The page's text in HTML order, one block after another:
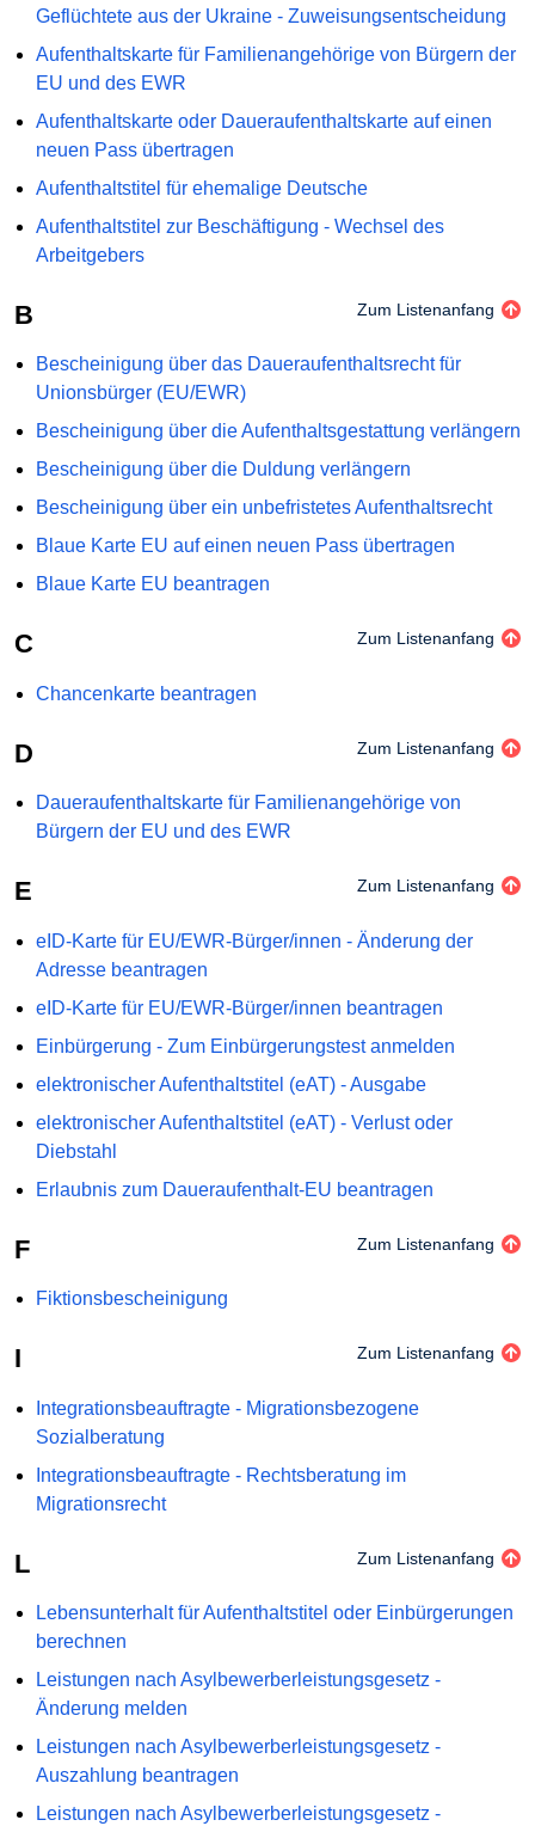
Geflüchtete aus der Ukraine - Zuweisungsentscheidung
Aufenthaltskarte für Familienangehörige von Bürgern der
EU und des EWR
Aufenthaltskarte oder Daueraufenthaltskarte auf einen
neuen Pass übertragen
Aufenthaltstitel für ehemalige Deutsche
Aufenthaltstitel zur Beschäftigung - Wechsel des
Arbeitgebers
B Zum Listenanfang
Bescheinigung über das Daueraufenthaltsrecht für
Unionsbürger (EU/EWR)
Bescheinigung über die Aufenthaltsgestattung verlängern
Bescheinigung über die Duldung verlängern
Bescheinigung über ein unbefristetes Aufenthaltsrecht
Blaue Karte EU auf einen neuen Pass übertragen
Blaue Karte EU beantragen
C Zum Listenanfang
Chancenkarte beantragen
D Zum Listenanfang
Daueraufenthaltskarte für Familienangehörige von
Bürgern der EU und des EWR
E Zum Listenanfang
eID-Karte für EU/EWR-Bürger/innen - Änderung der
Adresse beantragen
eID-Karte für EU/EWR-Bürger/innen beantragen
Einbürgerung - Zum Einbürgerungstest anmelden
elektronischer Aufenthaltstitel (eAT) - Ausgabe
elektronischer Aufenthaltstitel (eAT) - Verlust oder
Diebstahl
Erlaubnis zum Daueraufenthalt-EU beantragen
F Zum Listenanfang
Fiktionsbescheinigung
I Zum Listenanfang
Integrationsbeauftragte - Migrationsbezogene
Sozialberatung
Integrationsbeauftragte - Rechtsberatung im
Migrationsrecht
L Zum Listenanfang
Lebensunterhalt für Aufenthaltstitel oder Einbürgerungen
berechnen
Leistungen nach Asylbewerberleistungsgesetz -
Änderung melden
Leistungen nach Asylbewerberleistungsgesetz -
Auszahlung beantragen
Leistungen nach Asylbewerberleistungsgesetz -